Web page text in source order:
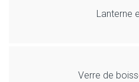
Lanterne
Verre de